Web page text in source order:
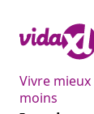
Vivre
moins